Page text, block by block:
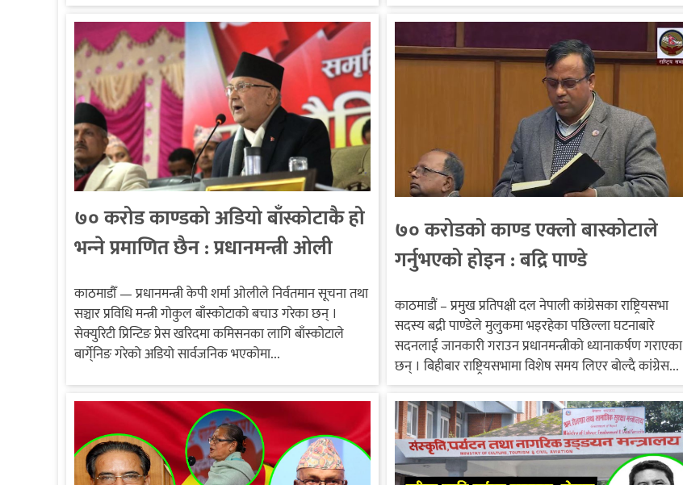
७० करोड काण्डको अडियो बाँस्कोटाकै हो
भन्‍ने प्रमाणित छैन : प्रधानमन्त्री ओली
काठमाडौँ — प्रधानमन्त्री केपी शर्मा ओलीले निर्वतमान सूचना तथा
सञ्चार प्रविधि मन्त्री गोकुल बाँस्कोटाको बचाउ गरेका छन् ।
सेक्युरिटी प्रिन्टिङ प्रेस खरिदमा कमिसनका लागि बाँस्कोटाले
बार्गे्निङ गरेको अडियो सार्वजनिक भएकोमा...
७० करोडको काण्ड एक्लो बास्कोटाले
गर्नुभएको होइन : बद्रि पाण्डे
काठमाडौं – प्रमुख प्रतिपक्षी दल नेपाली कांग्रेसका राष्ट्रियसभा
सदस्य बद्री पाण्डेले मुलुकमा भइरहेका पछिल्ला घटनाबारे
सदनलाई जानकारी गराउन प्रधानमन्त्रीको ध्यानाकर्षण गराएका
छन् । बिहीबार राष्ट्रियसभामा विशेष समय लिएर बोल्दै कांग्रेस...